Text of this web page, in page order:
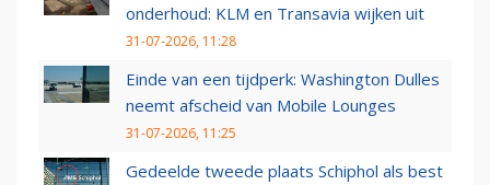
onderhoud: KLM en Transavia wijken uit
31-07-2026, 11:28
Einde van een tijdperk: Washington Dulles
neemt afscheid van Mobile Lounges
31-07-2026, 11:25
Gedeelde tweede plaats Schiphol als best